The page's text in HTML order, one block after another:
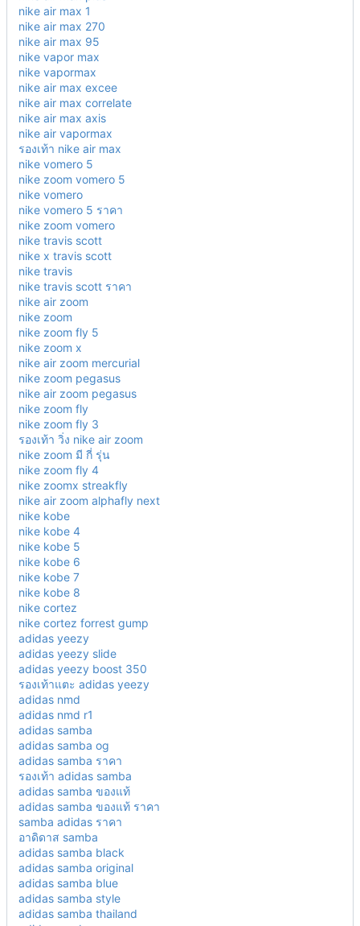
nike air max 1
nike air max 270
nike air max 95
nike vapor max
nike vapormax
nike air max excee
nike air max correlate
nike air max axis
nike air vapormax
รองเท้า nike air max
nike vomero 5
nike zoom vomero 5
nike vomero
nike vomero 5 ราคา
nike zoom vomero
nike travis scott
nike x travis scott
nike travis
nike travis scott ราคา
nike air zoom
nike zoom
nike zoom fly 5
nike zoom x
nike air zoom mercurial
nike zoom pegasus
nike air zoom pegasus
nike zoom fly
nike zoom fly 3
รองเท้า วิ่ง nike air zoom
nike zoom มี กี่ รุ่น
nike zoom fly 4
nike zoomx streakfly
nike air zoom alphafly next
nike kobe
nike kobe 4
nike kobe 5
nike kobe 6
nike kobe 7
nike kobe 8
nike cortez
nike cortez forrest gump
adidas yeezy
adidas yeezy slide
adidas yeezy boost 350
รองเท้าแตะ adidas yeezy
adidas nmd
adidas nmd r1
adidas samba
adidas samba og
adidas samba ราคา
รองเท้า adidas samba
adidas samba ของแท้
adidas samba ของแท้ ราคา
samba adidas ราคา
อาดิดาส samba
adidas samba black
adidas samba original
adidas samba blue
adidas samba style
adidas samba thailand